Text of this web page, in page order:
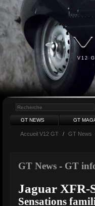
V12
GT NEWS GT
Accueil V12 GT / GT News
GT News - GT
Jaguar XFR-
Sensations